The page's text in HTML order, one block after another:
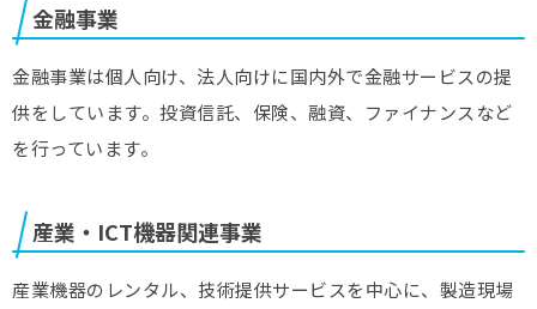
金融事業
金融事業は個人向け、法人向けに国内外で金融サービスの提
供をしています。投資信託、保険、融資、ファイナンスなど
を行っています。
産業・ICT機器関連事業
産業機器のレンタル、技術提供サービスを中心に、製造現場